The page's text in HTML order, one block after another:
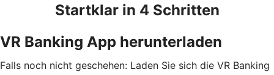
Startklar in 4 Schritten
VR Banking App herunterladen
Falls noch nicht geschehen: Laden Sie sich die VR Banking